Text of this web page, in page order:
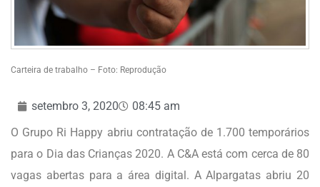
Carteira de trabalho – Foto: Reprodução
setembro 3, 2020
08:45 am
O Grupo Ri Happy abriu contratação de 1.700 temporários
para o Dia das Crianças 2020. A C&A está com cerca de 80
vagas abertas para a área digital. A Alpargatas abriu 20